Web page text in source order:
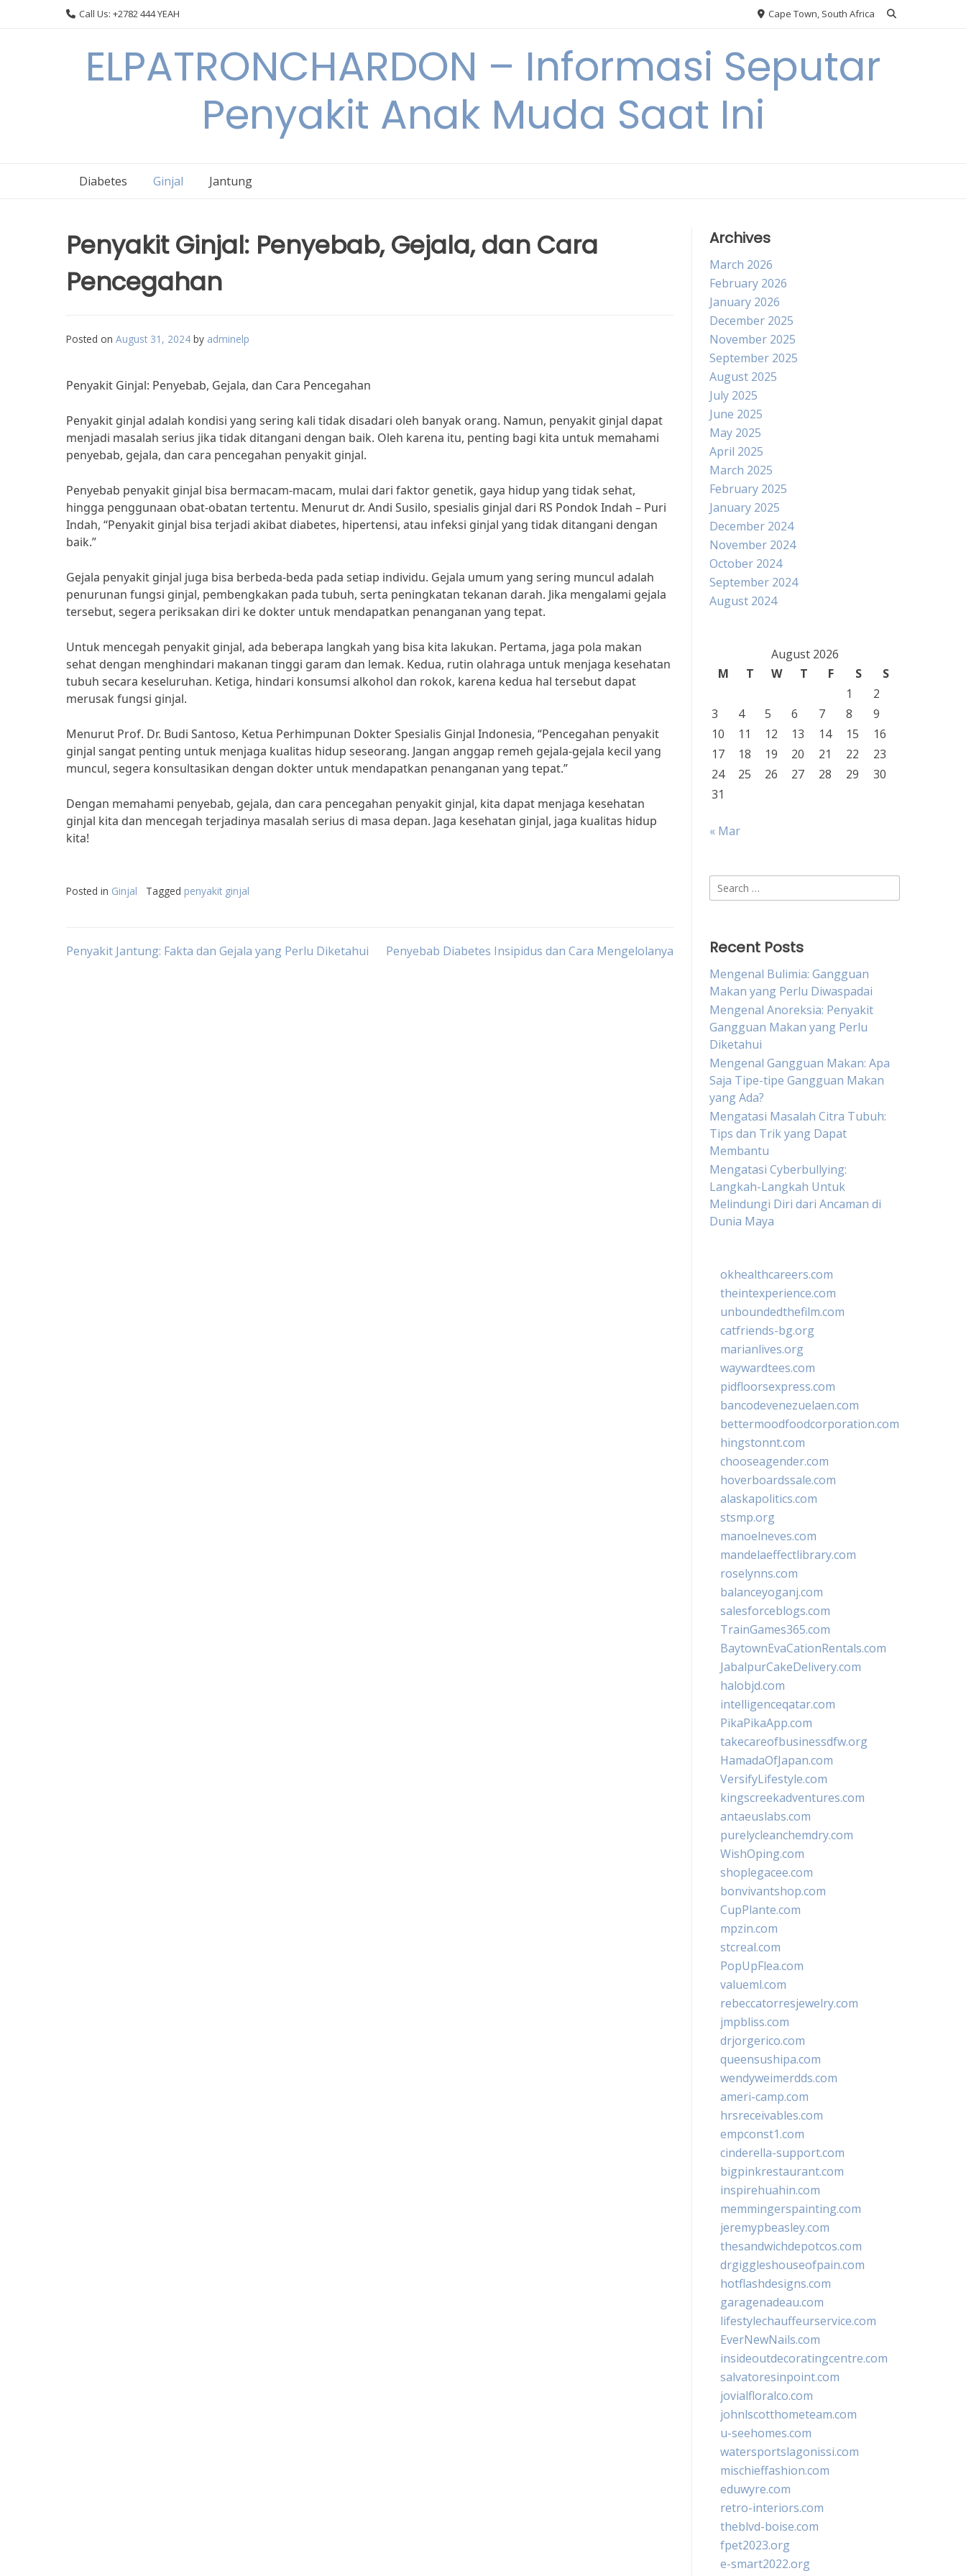
Call Us: +2782 444 YEAH Cape Town, South Africa
ELPATRONCHARDON – Informasi Seputar
Penyakit Anak Muda Saat Ini
Diabetes Ginjal Jantung
Penyakit Ginjal: Penyebab, Gejala, dan Cara
Pencegahan
Posted on August 31, 2024 by adminelp
Penyakit Ginjal: Penyebab, Gejala, dan Cara Pencegahan
Penyakit ginjal adalah kondisi yang sering kali tidak disadari oleh banyak orang. Namun, penyakit ginjal dapat
menjadi masalah serius jika tidak ditangani dengan baik. Oleh karena itu, penting bagi kita untuk memahami
penyebab, gejala, dan cara pencegahan penyakit ginjal.
Penyebab penyakit ginjal bisa bermacam-macam, mulai dari faktor genetik, gaya hidup yang tidak sehat,
hingga penggunaan obat-obatan tertentu. Menurut dr. Andi Susilo, spesialis ginjal dari RS Pondok Indah – Puri
Indah, “Penyakit ginjal bisa terjadi akibat diabetes, hipertensi, atau infeksi ginjal yang tidak ditangani dengan
baik.”
Gejala penyakit ginjal juga bisa berbeda-beda pada setiap individu. Gejala umum yang sering muncul adalah
penurunan fungsi ginjal, pembengkakan pada tubuh, serta peningkatan tekanan darah. Jika mengalami gejala
tersebut, segera periksakan diri ke dokter untuk mendapatkan penanganan yang tepat.
Untuk mencegah penyakit ginjal, ada beberapa langkah yang bisa kita lakukan. Pertama, jaga pola makan
sehat dengan menghindari makanan tinggi garam dan lemak. Kedua, rutin olahraga untuk menjaga kesehatan
tubuh secara keseluruhan. Ketiga, hindari konsumsi alkohol dan rokok, karena kedua hal tersebut dapat
merusak fungsi ginjal.
Menurut Prof. Dr. Budi Santoso, Ketua Perhimpunan Dokter Spesialis Ginjal Indonesia, “Pencegahan penyakit
ginjal sangat penting untuk menjaga kualitas hidup seseorang. Jangan anggap remeh gejala-gejala kecil yang
muncul, segera konsultasikan dengan dokter untuk mendapatkan penanganan yang tepat.”
Dengan memahami penyebab, gejala, dan cara pencegahan penyakit ginjal, kita dapat menjaga kesehatan
ginjal kita dan mencegah terjadinya masalah serius di masa depan. Jaga kesehatan ginjal, jaga kualitas hidup
kita!
Posted in Ginjal Tagged penyakit ginjal
Post
Penyakit Jantung: Fakta dan Gejala yang Perlu Diketahui Penyebab Diabetes Insipidus dan Cara Mengelolanya
Archives
March 2026
February 2026
January 2026
December 2025
November 2025
September 2025
August 2025
July 2025
June 2025
May 2025
April 2025
March 2025
February 2025
January 2025
December 2024
November 2024
October 2024
September 2024
August 2024
August 2026
M
T W T F S
S
1
2
3
4 5 6 7 8
9
10
11 12 13 14 15
16
17
18 19 20 21 22
23
24
25 26 27 28 29
30
31
« Mar
Search
for:
Recent Posts
Mengenal Bulimia: Gangguan
Makan yang Perlu Diwaspadai
Mengenal Anoreksia: Penyakit
Gangguan Makan yang Perlu
Diketahui
Mengenal Gangguan Makan: Apa
Saja Tipe-tipe Gangguan Makan
yang Ada?
Mengatasi Masalah Citra Tubuh:
Tips dan Trik yang Dapat
Membantu
Mengatasi Cyberbullying:
Langkah-Langkah Untuk
Melindungi Diri dari Ancaman di
Dunia Maya
okhealthcareers.com
theintexperience.com
unboundedthefilm.com
catfriends-bg.org
marianlives.org
waywardtees.com
pidfloorsexpress.com
bancodevenezuelaen.com
bettermoodfoodcorporation.com
hingstonnt.com
chooseagender.com
hoverboardssale.com
alaskapolitics.com
stsmp.org
manoelneves.com
mandelaeffectlibrary.com
roselynns.com
balanceyoganj.com
salesforceblogs.com
TrainGames365.com
BaytownEvaCationRentals.com
JabalpurCakeDelivery.com
halobjd.com
intelligenceqatar.com
PikaPikaApp.com
takecareofbusinessdfw.org
HamadaOfJapan.com
VersifyLifestyle.com
kingscreekadventures.com
antaeuslabs.com
purelycleanchemdry.com
WishOping.com
shoplegacee.com
bonvivantshop.com
CupPlante.com
mpzin.com
stcreal.com
PopUpFlea.com
valueml.com
rebeccatorresjewelry.com
jmpbliss.com
drjorgerico.com
queensushipa.com
wendyweimerdds.com
ameri-camp.com
hrsreceivables.com
empconst1.com
cinderella-support.com
bigpinkrestaurant.com
inspirehuahin.com
memmingerspainting.com
jeremypbeasley.com
thesandwichdepotcos.com
drgiggleshouseofpain.com
hotflashdesigns.com
garagenadeau.com
lifestylechauffeurservice.com
EverNewNails.com
insideoutdecoratingcentre.com
salvatoresinpoint.com
jovialfloralco.com
johnlscotthometeam.com
u-seehomes.com
watersportslagonissi.com
mischieffashion.com
eduwyre.com
retro-interiors.com
theblvd-boise.com
fpet2023.org
e-smart2022.org